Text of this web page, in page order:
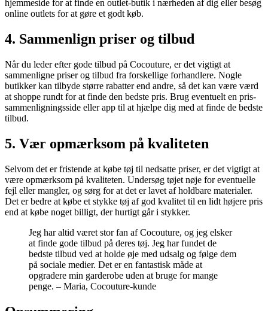
hjemmeside for at finde en outlet-butik i nærheden af dig eller besøg
online outlets for at gøre et godt køb.
4. Sammenlign priser og tilbud
Når du leder efter gode tilbud på Cocouture, er det vigtigt at
sammenligne priser og tilbud fra forskellige forhandlere. Nogle
butikker kan tilbyde større rabatter end andre, så det kan være værd
at shoppe rundt for at finde den bedste pris. Brug eventuelt en pris-
sammenligningsside eller app til at hjælpe dig med at finde de bedste
tilbud.
5. Vær opmærksom på kvaliteten
Selvom det er fristende at købe tøj til nedsatte priser, er det vigtigt at
være opmærksom på kvaliteten. Undersøg tøjet nøje for eventuelle
fejl eller mangler, og sørg for at det er lavet af holdbare materialer.
Det er bedre at købe et stykke tøj af god kvalitet til en lidt højere pris
end at købe noget billigt, der hurtigt går i stykker.
Jeg har altid været stor fan af Cocouture, og jeg elsker
at finde gode tilbud på deres tøj. Jeg har fundet de
bedste tilbud ved at holde øje med udsalg og følge dem
på sociale medier. Det er en fantastisk måde at
opgradere min garderobe uden at bruge for mange
penge. – Maria, Cocouture-kunde